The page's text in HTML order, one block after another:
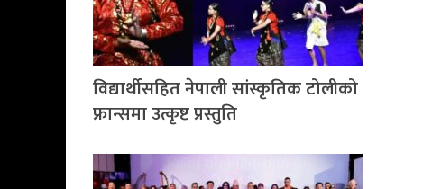
विद्यार्थीसहित नेपाली सांस्कृतिक टोलीको
फ्रान्समा उत्कृष्ट प्रस्तुति